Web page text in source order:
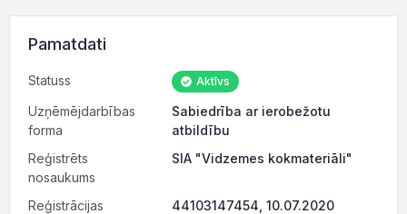
Pamatdati
Statuss Aktīvs
Uzņēmējdarbības
forma
Sabiedrība ar ierobežotu
atbildību
Reģistrēts
nosaukums
SIA "Vidzemes kokmateriāli"
Reģistrācijas
44103147454, 10.07.2020